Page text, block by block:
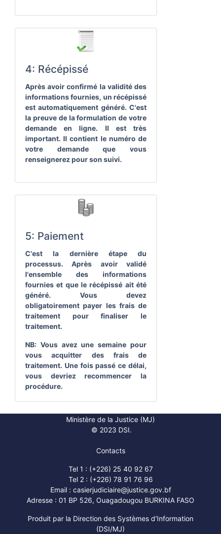
4: Récépissé
Après avoir confirmé la validité des
informations fournies, un récépissé
est automatiquement généré. C'est
la preuve de la formulation de votre
demande en ligne. Il est très
important. Il contient le numéro de
votre demande que vous
renseignerez pour son suivi.
5: Paiement
C'est la dernière étape du
processus. Après avoir validé
l'ensemble des informations
fournies et que le récépissé ait été
généré. Vous devez
obligatoirement payer les frais de
traitement pour finaliser le
traitement.
NB: Vous avez une semaine pour
vous acquitter des frais de
traitement. Une fois passé ce délai,
vous devriez recommencer la
procédure.
Ministère de la Justice (MJ)
© 2023 DSI.
Contacts
Tel 1 : (+226) 25 40 92 67
Tel 2 : (+226) 78 91 76 96
Email : casierjudiciaire@justice.gov.bf
Adresse : 01 BP 526, Ouagadougou BURKINA FASO
Produit par la Direction des Systèmes d'Information
(DSI/MJ)